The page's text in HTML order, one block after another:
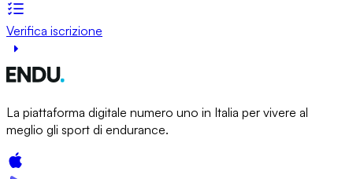
Verifica iscrizione
La piattaforma digitale numero uno in Italia per vivere al
meglio gli sport di endurance.